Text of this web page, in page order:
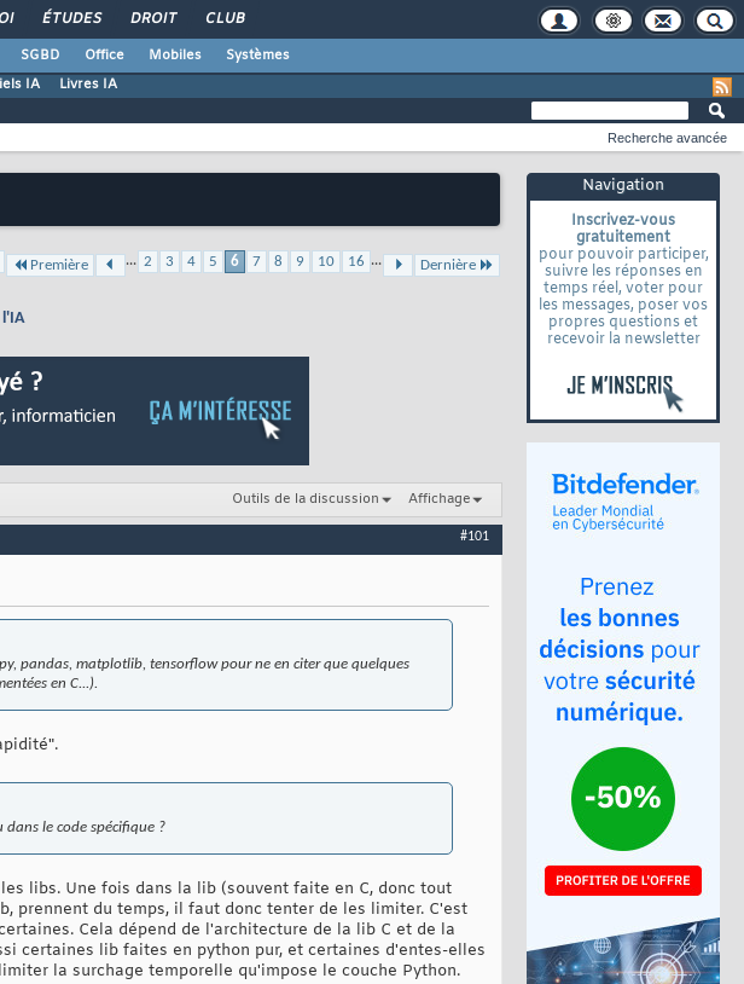
ÉTUDES DROIT CLUB
SGBD Office Mobiles
Systèmes
IA Livres IA
Navigation
Inscrivez-vous
gratuitement
pour pouvoir participer,
suivre les réponses en
temps réel, voter pour
les messages, poser vos
propres questions et
recevoir la newsletter
Recherche avancée
Première ... 2 3 4 5 6 7 8 9 10 16 ... Dernière
Outils de la discussion Affichage
#101
pandas, matplotlib, tensorflow pour ne en citer que quelques
en C...).
dans le code spécifique ?
libs. Une fois dans la lib (souvent faite en C, donc tout
prennent du temps, il faut donc tenter de les limiter. C'est
Cela dépend de l'architecture de la lib C et de la
certaines lib faites en python pur, et certaines d'entes-elles
la surchage temporelle qu'impose le couche Python.